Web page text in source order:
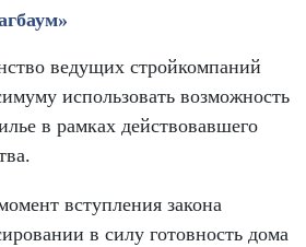
ведущих стройкомпаний
использовать возможность
в рамках действовавшего
вступления закона
в силу готовность дома